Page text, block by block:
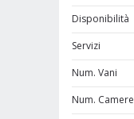
Disponibilità
Servizi
Num. Vani
Num. Camere